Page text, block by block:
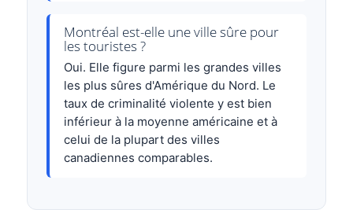
Montréal est-elle une ville sûre pour
les touristes ?
Oui. Elle figure parmi les grandes villes
les plus sûres d'Amérique du Nord. Le
taux de criminalité violente y est bien
inférieur à la moyenne américaine et à
celui de la plupart des villes
canadiennes comparables.